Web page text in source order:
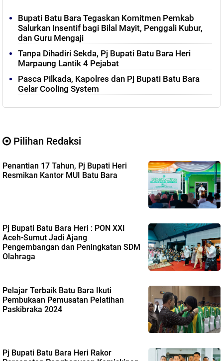
Bupati Batu Bara Tegaskan Komitmen Pemkab
Salurkan Insentif bagi Bilal Mayit, Penggali Kubur,
dan Guru Mengaji
Tanpa Dihadiri Sekda, Pj Bupati Batu Bara Heri
Marpaung Lantik 4 Pejabat
Pasca Pilkada, Kapolres dan Pj Bupati Batu Bara
Gelar Cooling System
Pilihan Redaksi
Penantian 17 Tahun, Pj Bupati Heri
Resmikan Kantor MUI Batu Bara
Pj Bupati Batu Bara Heri : PON XXI
Aceh-Sumut Jadi Ajang
Pengembangan dan Peningkatan SDM
Olahraga
Pelajar Terbaik Batu Bara Ikuti
Pembukaan Pemusatan Pelatihan
Paskibraka 2024
Pj Bupati Batu Bara Heri Rakor